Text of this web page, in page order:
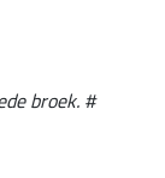
broek. #